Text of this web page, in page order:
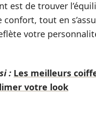
est de trouver
confort, tout en
votre
: Les meilleurs
votre look